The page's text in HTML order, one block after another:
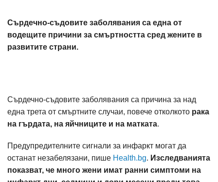
Сърдечно-съдовите заболявания са една от
водещите причини за смъртността сред жените в
развитите страни.
Сърдечно-съдовите заболявания са причина за над
една трета от смъртните случаи, повече отколкото рака
на гърдата, на яйчниците и на матката.
Предупредителните сигнали за инфаркт могат да
останат незабелязани, пише Health.bg. Изследванията
показват, че много жени имат ранни симптоми на